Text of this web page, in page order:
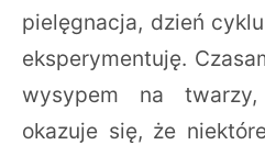
pielęgnacja, dzień
eksperymentuję.
wysypem na
okazuje się, że